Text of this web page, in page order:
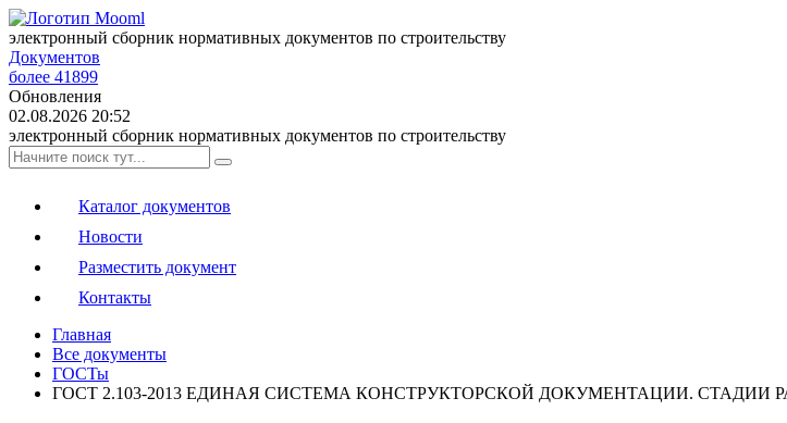
электронный сборник нормативных документов по строительству
Документов
более 41899
Обновления
02.08.2026 20:52
электронный сборник нормативных документов по строительству
Каталог документов
Новости
Разместить документ
Контакты
Главная
Все документы
ГОСТы
ГОСТ 2.103-2013 ЕДИНАЯ СИСТЕМА КОНСТРУКТОРСКОЙ ДОКУМЕНТАЦИИ. СТАДИИ